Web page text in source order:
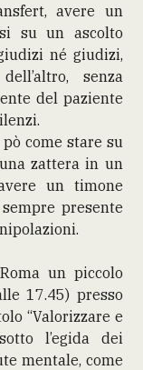
avere un
su un ascolto
né giudizi,
senza
del paziente
come stare su
zattera in un
un timone
presente
un piccolo
17.45) presso
“Valorizzare e
l’egida dei
mentale, come